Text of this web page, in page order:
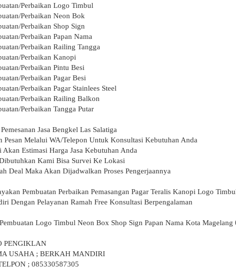
Perbaikan Logo Timbul
Perbaikan Neon Bok
Perbaikan Shop Sign
Perbaikan Papan Nama
Perbaikan Railing Tangga
Perbaikan Kanopi
Perbaikan Pintu Besi
Perbaikan Pagar Besi
Perbaikan Pagar Stainlees Steel
Perbaikan Railing Balkon
Perbaikan Tangga Putar
Jasa Bengkel Las Salatiga
Pesan Melalui WA/Telepon Untuk Konsultasi Kebutuhan Anda
Akan Estimasi Harga Jasa Kebutuhan Anda
Kami Bisa Survei Ke Lokasi
Deal Maka Akan Dijadwalkan Proses Pengerjaannya
Pembuatan Perbaikan Pemasangan Pagar Teralis Kanopi Logo
Dengan Pelayanan Ramah Free Konsultasi Berpengalaman
Logo Timbul Neon Box Shop Sign Papan Nama Kota
PENGIKLAN
USAHA ; BERKAH MANDIRI
; 085330587305